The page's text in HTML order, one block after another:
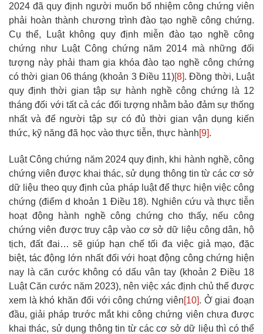
2024 đã quy định người muốn bổ nhiệm công chứng viên
phải hoàn thành chương trình đào tạo nghề công chứng.
Cụ thể, Luật không quy định miễn đào tạo nghề công
chứng như Luật Công chứng năm 2014 mà những đối
tượng này phải tham gia khóa đào tạo nghề công chứng
có thời gian 06 tháng (khoản 3 Điều 11)[8]. Đồng thời, Luật
quy định thời gian tập sự hành nghề công chứng là 12
tháng đối với tất cả các đối tượng nhằm bảo đảm sự thống
nhất và để người tập sự có đủ thời gian vận dụng kiến
thức, kỹ năng đã học vào thực tiễn, thực hành[9].
Luật Công chứng năm 2024 quy định, khi hành nghề, công
chứng viên được khai thác, sử dụng thông tin từ các cơ sở
dữ liệu theo quy định của pháp luật để thực hiện việc công
chứng (điểm d khoản 1 Điều 18). Nghiên cứu và thực tiễn
hoạt động hành nghề công chứng cho thấy, nếu công
chứng viên được truy cập vào cơ sở dữ liệu công dân, hộ
tịch, đất đai… sẽ giúp hạn chế tối đa việc giả mạo, đặc
biệt, tác động lớn nhất đối với hoạt động công chứng hiện
nay là căn cước không có dấu vân tay (khoản 2 Điều 18
Luật Căn cước năm 2023), nên việc xác định chủ thể được
xem là khó khăn đối với công chứng viên[10]. Ở giai đoạn
đầu, giải pháp trước mắt khi công chứng viên chưa được
khai thác, sử dụng thông tin từ các cơ sở dữ liệu thì có thể